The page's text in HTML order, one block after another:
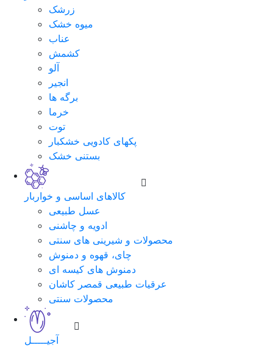
زرشک
میوه خشک
عناب
کشمش
آلو
انجیر
برگه ها
خرما
توت
پکهای کادویی خشکبار
بستنی خشک
کالاهای اساسی و خواربار
عسل طبیعی
ادویه و چاشنی
محصولات و شیرینی های سنتی
چای، قهوه و دمنوش
دمنوش های کیسه ای
عرقیات طبیعی قمصر کاشان
محصولات سنتی
آجیـــــل